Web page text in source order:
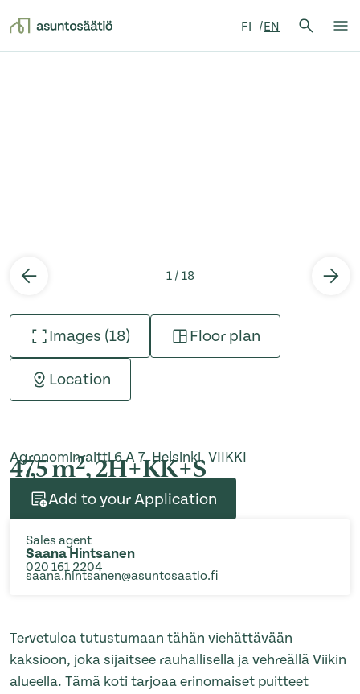
FI EN
Search
1 / 18
Images (18) Floor plan
Location
Agronominraitti 6 A 7, Helsinki, VIIKKI
47,5 m2, 2H+KK+S
Add to your Application
Sales agent
Saana Hintsanen
020 161 2204
saana.hintsanen@asuntosaatio.fi
Tervetuloa tutustumaan tähän viehättävään
kaksioon, joka sijaitsee rauhallisella ja vehreällä Viikin
alueella. Tämä koti tarjoaa erinomaiset puitteet